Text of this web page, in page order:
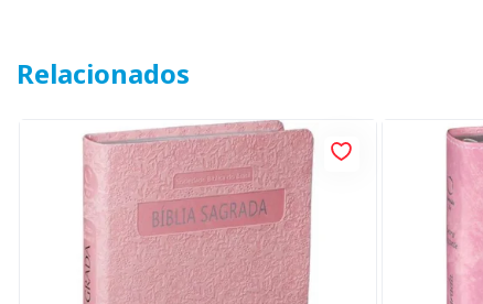
Relacionados